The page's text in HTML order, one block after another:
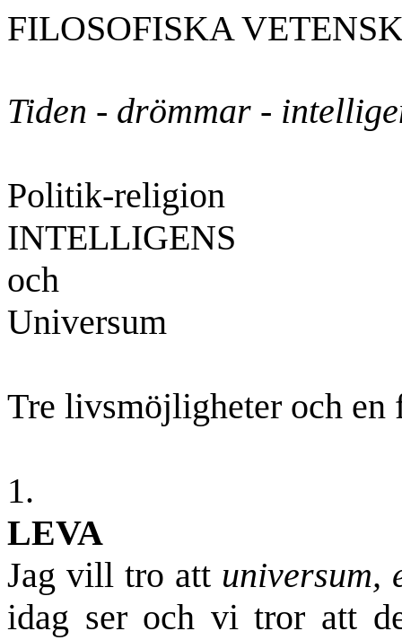
FILOSOFISKA
Tiden - drömmar -
Politik-religion
INTELLIGENS
och
Universum
Tre livsmöjligheter och en
1.
LEVA
Jag vill tro att universum,
idag ser och vi tror att